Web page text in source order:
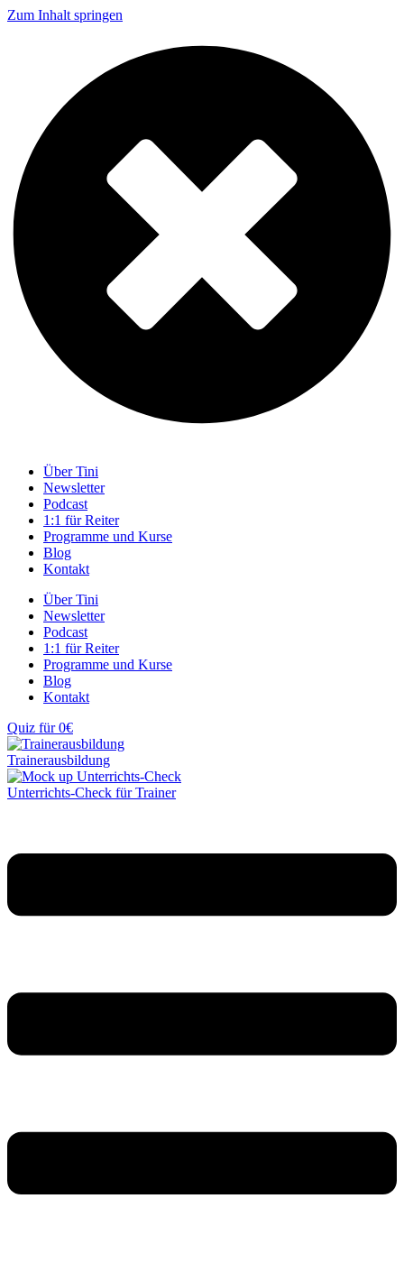
Zum Inhalt springen
Über Tini
Newsletter
Podcast
1:1 für Reiter
Programme und Kurse
Blog
Kontakt
Über Tini
Newsletter
Podcast
1:1 für Reiter
Programme und Kurse
Blog
Kontakt
Quiz für 0€
Trainerausbildung
Unterrichts-Check für Trainer